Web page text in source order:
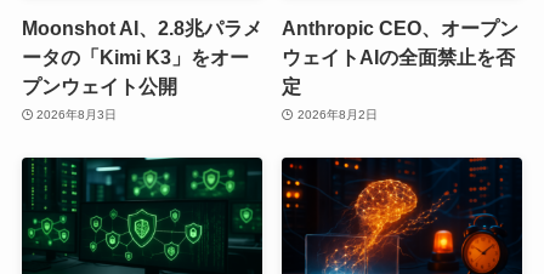
Moonshot AI、2.8兆パラメ
ータの「Kimi K3」をオー
プンウェイト公開
2026年8月3日
Anthropic CEO、オープン
ウェイトAIの全面禁止を否
定
2026年8月2日